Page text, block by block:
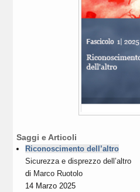
Saggi e Articoli
Riconoscimento dell’altro
Sicurezza e disprezzo dell’altro
di Marco Ruotolo
14 Marzo 2025